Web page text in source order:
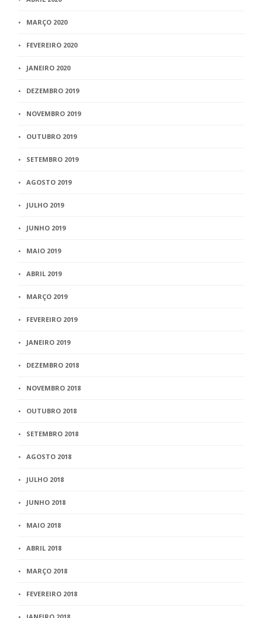
MARÇO 2020
FEVEREIRO 2020
JANEIRO 2020
DEZEMBRO 2019
NOVEMBRO 2019
OUTUBRO 2019
SETEMBRO 2019
AGOSTO 2019
JULHO 2019
JUNHO 2019
MAIO 2019
ABRIL 2019
MARÇO 2019
FEVEREIRO 2019
JANEIRO 2019
DEZEMBRO 2018
NOVEMBRO 2018
OUTUBRO 2018
SETEMBRO 2018
AGOSTO 2018
JULHO 2018
JUNHO 2018
MAIO 2018
ABRIL 2018
MARÇO 2018
FEVEREIRO 2018